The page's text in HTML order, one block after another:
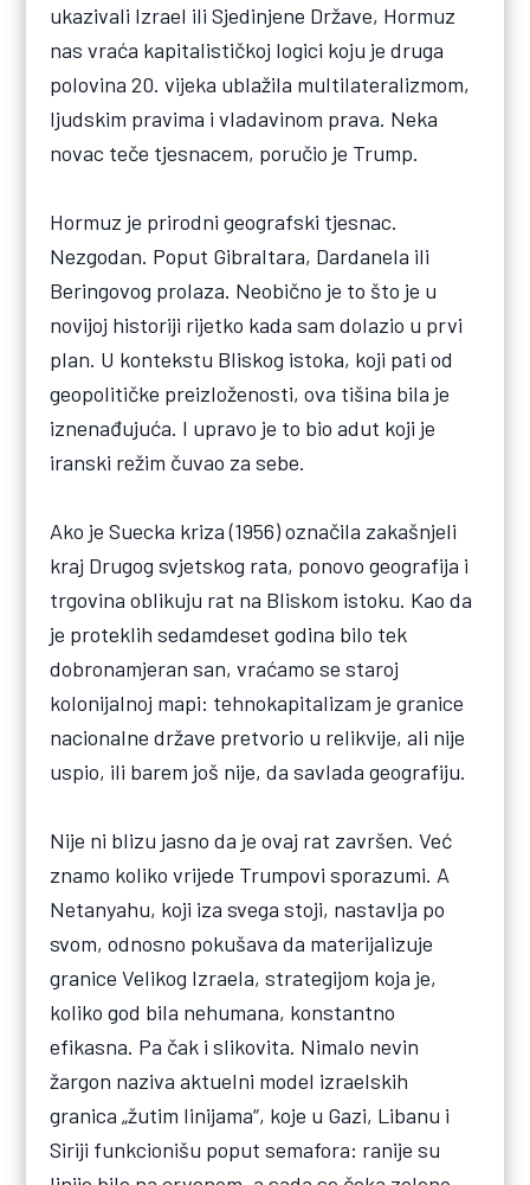
ukazivali Izrael ili Sjedinjene Države, Hormuz
nas vraća kapitalističkoj logici koju je druga
polovina 20. vijeka ublažila multilateralizmom,
ljudskim pravima i vladavinom prava. Neka
novac teče tjesnacem, poručio je Trump.
Hormuz je prirodni geografski tjesnac.
Nezgodan. Poput Gibraltara, Dardanela ili
Beringovog prolaza. Neobično je to što je u
novijoj historiji rijetko kada sam dolazio u prvi
plan. U kontekstu Bliskog istoka, koji pati od
geopolitičke preizloženosti, ova tišina bila je
iznenađujuća. I upravo je to bio adut koji je
iranski režim čuvao za sebe.
Ako je Suecka kriza (1956) označila zakašnjeli
kraj Drugog svjetskog rata, ponovo geografija i
trgovina oblikuju rat na Bliskom istoku. Kao da
je proteklih sedamdeset godina bilo tek
dobronamjeran san, vraćamo se staroj
kolonijalnoj mapi: tehnokapitalizam je granice
nacionalne države pretvorio u relikvije, ali nije
uspio, ili barem još nije, da savlada geografiju.
Nije ni blizu jasno da je ovaj rat završen. Već
znamo koliko vrijede Trumpovi sporazumi. A
Netanyahu, koji iza svega stoji, nastavlja po
svom, odnosno pokušava da materijalizuje
granice Velikog Izraela, strategijom koja je,
koliko god bila nehumana, konstantno
efikasna. Pa čak i slikovita. Nimalo nevin
žargon naziva aktuelni model izraelskih
granica „žutim linijama“, koje u Gazi, Libanu i
Siriji funkcionišu poput semafora: ranije su